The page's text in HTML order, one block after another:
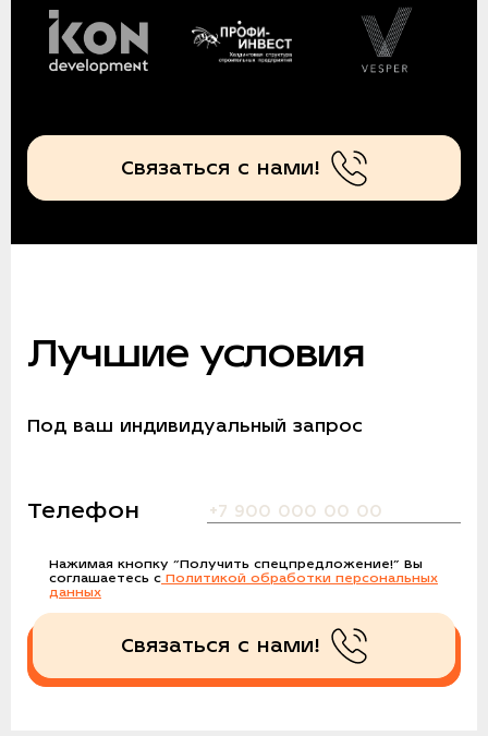
Связаться с нами!
Лучшие условия
Под ваш индивидуальный запрос
Телефон
Нажимая кнопку “Получить спецпредложение!” Вы
соглашаетесь с Политикой обработки персональных
данных
Получить спецпредложение!
Связаться с нами!